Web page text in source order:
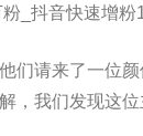
们请来了一位
，我们发现这